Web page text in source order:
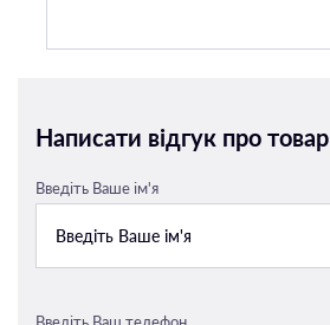
Написати відгук про товар
Введіть Ваше ім'я